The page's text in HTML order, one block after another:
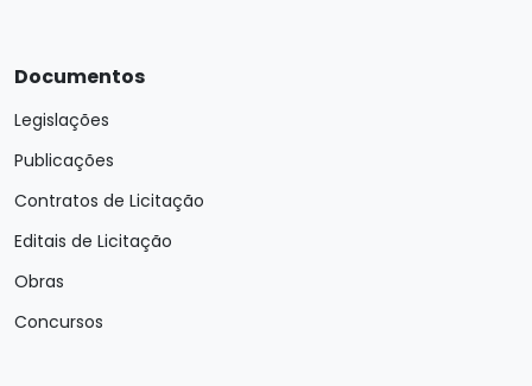
Documentos
Legislações
Publicações
Contratos de Licitação
Editais de Licitação
Obras
Concursos